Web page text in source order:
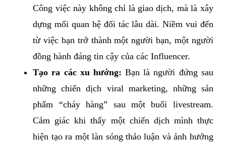
Công việc này không chỉ là giao dịch, mà là xây
dựng mối quan hệ đối tác lâu dài. Niềm vui đến
từ việc bạn trở thành một người bạn, một người
đồng hành đáng tin cậy của các Influencer.
Tạo ra các xu hướng: Bạn là người đứng sau
những chiến dịch viral marketing, những sản
phẩm “cháy hàng” sau một buổi livestream.
Cảm giác khi thấy một chiến dịch mình thực
hiện tạo ra một làn sóng thảo luận và ảnh hưởng